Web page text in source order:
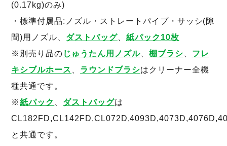
(0.17kg)のみ)
・標準付属品:ノズル・ストレートパイプ・サッシ(隙
間)用ノズル、 ダストバッグ、 紙パック10枚
※別売り品の じゅうたん用ノズル、 棚ブラシ
フレ
キシブルホース
ラウンドブラシはクリーナー全機
種共通です。
※紙パック ダストバッグは
と共通です。